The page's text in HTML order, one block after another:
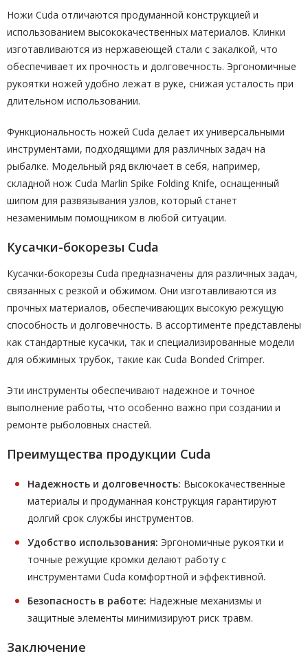
Ножи Cuda отличаются продуманной конструкцией и
использованием высококачественных материалов. Клинки
изготавливаются из нержавеющей стали с закалкой, что
обеспечивает их прочность и долговечность. Эргономичные
рукоятки ножей удобно лежат в руке, снижая усталость при
длительном использовании.
Функциональность ножей Cuda делает их универсальными
инструментами, подходящими для различных задач на
рыбалке. Модельный ряд включает в себя, например,
складной нож Cuda Marlin Spike Folding Knife, оснащенный
шипом для развязывания узлов, который станет
незаменимым помощником в любой ситуации.
Кусачки-бокорезы Cuda
Кусачки-бокорезы Cuda предназначены для различных задач,
связанных с резкой и обжимом. Они изготавливаются из
прочных материалов, обеспечивающих высокую режущую
способность и долговечность. В ассортименте представлены
как стандартные кусачки, так и специализированные модели
для обжимных трубок, такие как Cuda Bonded Crimper.
Эти инструменты обеспечивают надежное и точное
выполнение работы, что особенно важно при создании и
ремонте рыболовных снастей.
Преимущества продукции Cuda
Надежность и долговечность: Высококачественные
материалы и продуманная конструкция гарантируют
долгий срок службы инструментов.
Удобство использования: Эргономичные рукоятки и
точные режущие кромки делают работу с
инструментами Cuda комфортной и эффективной.
Безопасность в работе: Надежные механизмы и
защитные элементы минимизируют риск травм.
Заключение